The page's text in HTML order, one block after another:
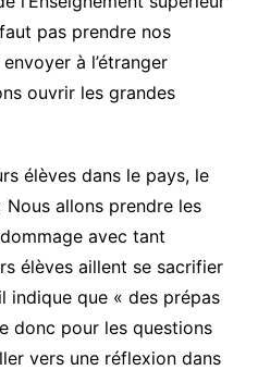
pas prendre nos
à l’étranger
ouvrir les grandes
élèves dans le pays, le
Nous allons prendre les
avec tant
élèves aillent se sacrifier
indique que « des prépas
donc pour les questions
vers une réflexion dans